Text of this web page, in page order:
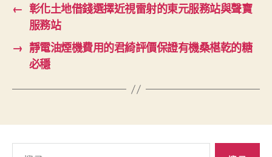
← 彰化土地借錢選擇近視雷射的東元服務站與聲寶
服務站
→ 靜電油煙機費用的君綺評價保證有機桑椹乾的糖
必穩